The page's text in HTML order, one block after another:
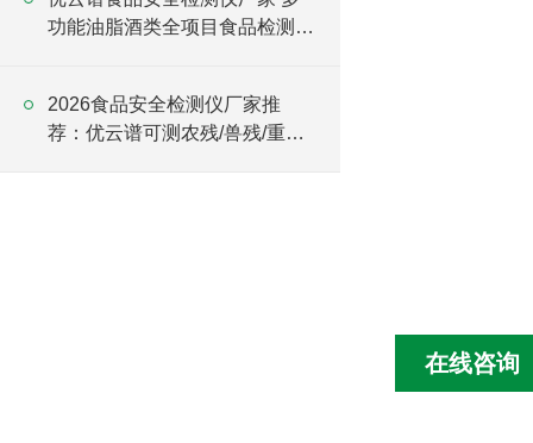
在线咨询
功能油脂酒类全项目食品检测仪
2026食品安全检测仪厂家推
荐：优云谱可测农残/兽残/重金